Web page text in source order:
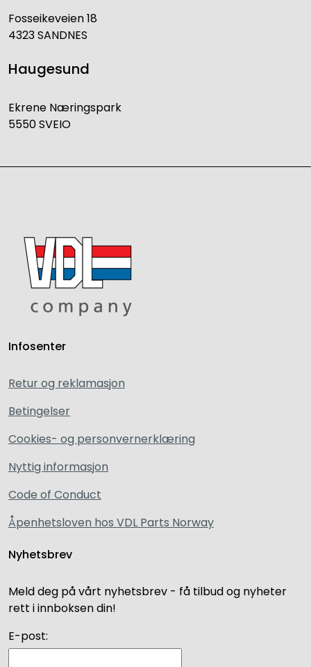
Fosseikeveien 18
4323 SANDNES
Haugesund
Ekrene Næringspark
5550 SVEIO
Infosenter
Retur og reklamasjon
Betingelser
Cookies- og personvernerklæring
Nyttig informasjon
Code of Conduct
Åpenhetsloven hos VDL Parts Norway
Nyhetsbrev
Meld deg på vårt nyhetsbrev - få tilbud og nyheter
rett i innboksen din!
E-post: